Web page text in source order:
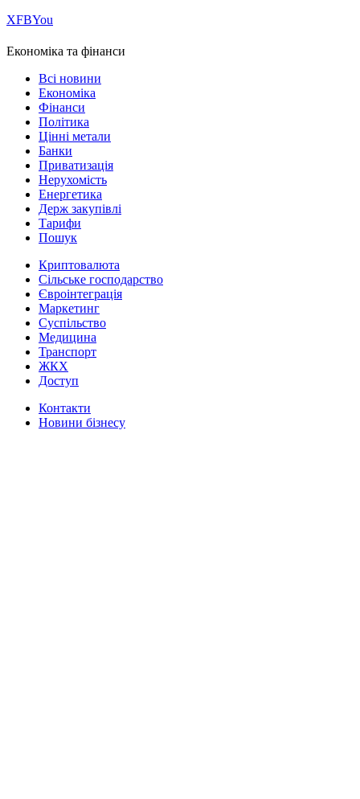
ХFBYou
Економіка та фінанси
Всі новини
Економіка
Фінанси
Політика
Цінні метали
Банки
Приватизація
Нерухомість
Енергетика
Держ закупівлі
Тарифи
Пошук
Криптовалюта
Сільське господарство
Євроінтеграція
Маркетинг
Суспільство
Медицина
Транспорт
ЖКХ
Доступ
Контакти
Новини бізнесу